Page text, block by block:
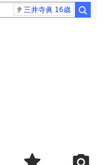
三井寺眞 16歳